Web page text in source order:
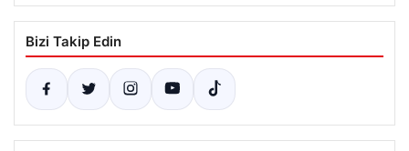
Bizi Takip Edin